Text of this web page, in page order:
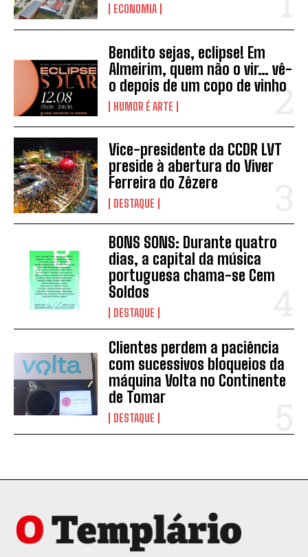
ECONOMIA
Bendito sejas, eclipse! Em
Almeirim, quem não o vir… vê-
o depois de um copo de vinho
HUMOR É ARTE
Vice-presidente da CCDR LVT
preside à abertura do Viver
Ferreira do Zêzere
DESTAQUE
BONS SONS: Durante quatro
dias, a capital da música
portuguesa chama-se Cem
Soldos
DESTAQUE
Clientes perdem a paciência
com sucessivos bloqueios da
máquina Volta no Continente
de Tomar
DESTAQUE